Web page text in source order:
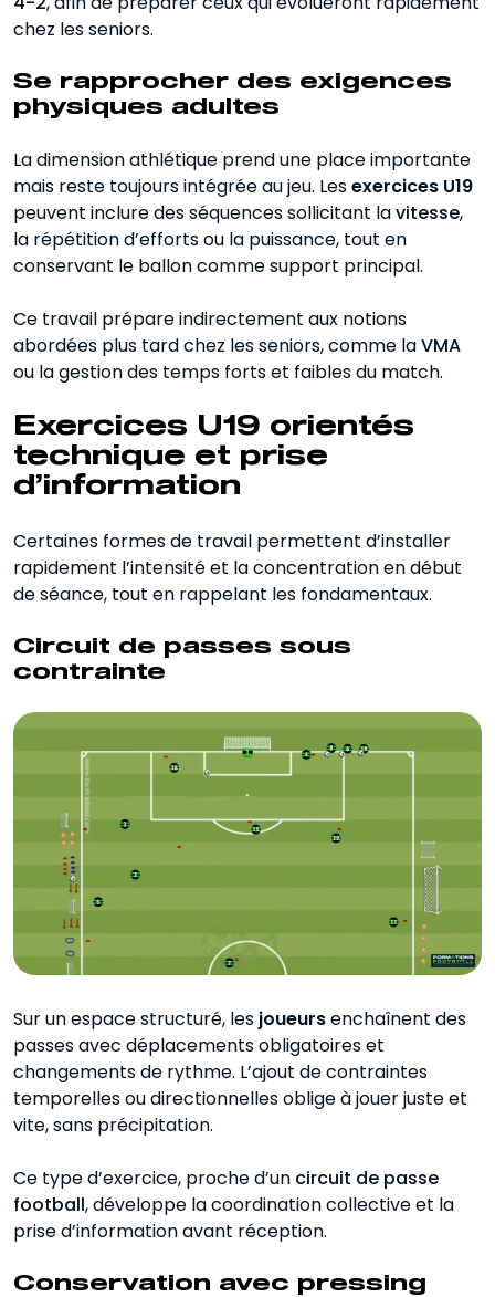
chez les seniors.
Se rapprocher des exigences
physiques adultes
La dimension athlétique prend une place importante
mais reste toujours intégrée au jeu. Lesexercices U19
peuvent inclure des séquences sollicitant lavitesse,
la répétition d’efforts ou la puissance, tout en
conservant le ballon comme support principal.
Ce travail prépare indirectement aux notions
abordées plus tard chez les seniors, comme laVMA
ou la gestion des temps forts et faibles du match.
Exercices U19 orientés
technique et prise
d’information
Certaines formes de travail permettent d’installer
rapidement l’intensité et la concentration en début
de séance, tout en rappelant les fondamentaux.
Circuit de passes sous
contrainte
Sur un espace structuré, les joueursenchaînent des
passes avec déplacements obligatoires et
changements de rythme. L’ajout de contraintes
temporelles ou directionnelles oblige à jouer juste et
vite, sans précipitation.
Ce type d’exercice, proche d’un circuit de passe
football, développe la coordination collective et la
prise d’information avant réception.
Conservation avec pressing